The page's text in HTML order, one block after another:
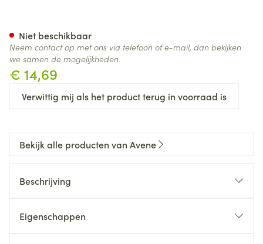
€ 14,69
Verwittig mij als het product terug in voorraad is
Niet beschikbaar
Neem contact op met ons via telefoon of e-mail, dan bekijken
we samen de mogelijkheden.
Bekijk alle producten van Avene
Beschrijving
Eigenschappen